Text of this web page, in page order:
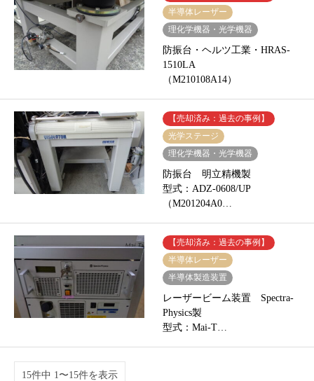
半導体レーザー
理化学機器・光学機器
防振台・ヘルツ工業・HRAS-
1510LA
（M210108A14）
【売却済み：過去の事例】
光学ステージ
理化学機器・光学機器
防振台 明立精機製
型式：ADZ-0608/UP
（M201204A0…
【売却済み：過去の事例】
半導体レーザー
半導体製造装置
レーザービーム装置 Spectra-
Physics製
型式：Mai-T…
15件中 1〜15件を表示